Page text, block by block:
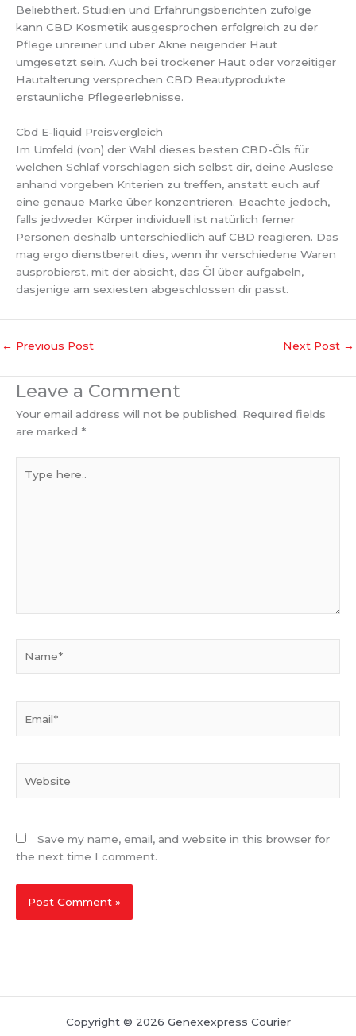
Beliebtheit. Studien und Erfahrungsberichten zufolge
kann CBD Kosmetik ausgesprochen erfolgreich zu der
Pflege unreiner und über Akne neigender Haut
umgesetzt sein. Auch bei trockener Haut oder vorzeitiger
Hautalterung versprechen CBD Beautyprodukte
erstaunliche Pflegeerlebnisse.
Cbd E-liquid Preisvergleich
Im Umfeld (von) der Wahl dieses besten CBD-Öls für
welchen Schlaf vorschlagen sich selbst dir, deine Auslese
anhand vorgeben Kriterien zu treffen, anstatt euch auf
eine genaue Marke über konzentrieren. Beachte jedoch,
falls jedweder Körper individuell ist natürlich ferner
Personen deshalb unterschiedlich auf CBD reagieren. Das
mag ergo dienstbereit dies, wenn ihr verschiedene Waren
ausprobierst, mit der absicht, das Öl über aufgabeln,
dasjenige am sexiesten abgeschlossen dir passt.
← Previous Post Next Post →
Leave a Comment
Your email address will not be published. Required fields
are marked *
here..
Save my name, email, and website in this browser for
the next time I comment.
Copyright © 2026 Genexexpress Courier